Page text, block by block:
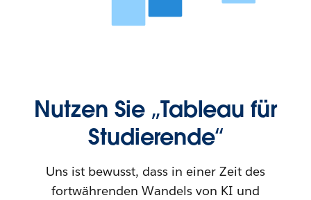
Nutzen Sie „Tableau für
Studierende“
Uns ist bewusst, dass in einer Zeit des
fortwährenden Wandels von KI und